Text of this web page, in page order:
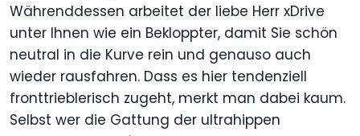
Währenddessen arbeitet der liebe Herr xDrive
unter Ihnen wie ein Bekloppter, damit Sie schön
neutral in die Kurve rein und genauso auch
wieder rausfahren. Dass es hier tendenziell
fronttrieblerisch zugeht, merkt man dabei kaum.
Selbst wer die Gattung der ultrahippen